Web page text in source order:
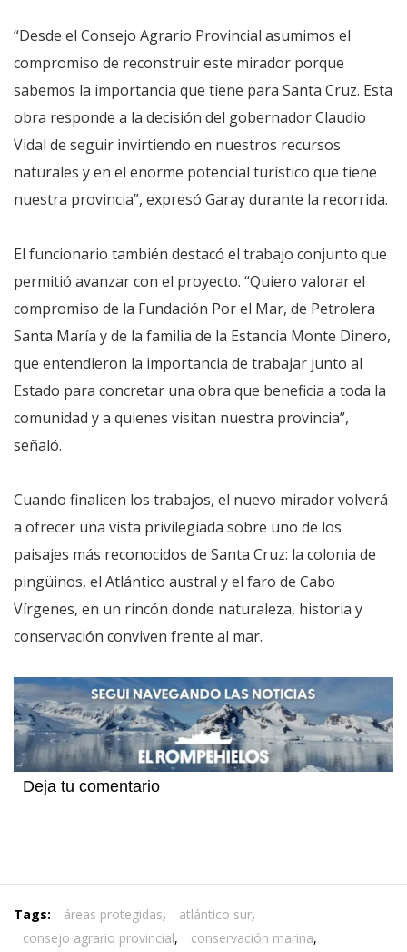
“Desde el Consejo Agrario Provincial asumimos el
compromiso de reconstruir este mirador porque
sabemos la importancia que tiene para Santa Cruz. Esta
obra responde a la decisión del gobernador Claudio
Vidal de seguir invirtiendo en nuestros recursos
naturales y en el enorme potencial turístico que tiene
nuestra provincia”, expresó Garay durante la recorrida.
El funcionario también destacó el trabajo conjunto que
permitió avanzar con el proyecto. “Quiero valorar el
compromiso de la Fundación Por el Mar, de Petrolera
Santa María y de la familia de la Estancia Monte Dinero,
que entendieron la importancia de trabajar junto al
Estado para concretar una obra que beneficia a toda la
comunidad y a quienes visitan nuestra provincia”,
señaló.
Cuando finalicen los trabajos, el nuevo mirador volverá
a ofrecer una vista privilegiada sobre uno de los
paisajes más reconocidos de Santa Cruz: la colonia de
pingüinos, el Atlántico austral y el faro de Cabo
Vírgenes, en un rincón donde naturaleza, historia y
conservación conviven frente al mar.
Deja tu comentario
Tags: áreas protegidas, atlántico sur,
consejo agrario provincial, conservación marina,